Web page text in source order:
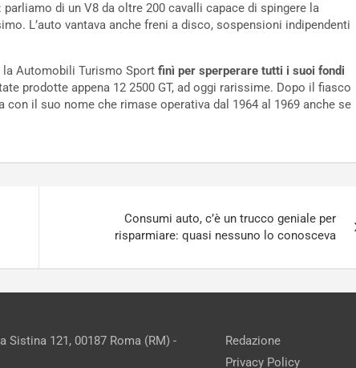
di un V8 da oltre 200 cavalli capace di spingere la
L’auto vantava anche freni a disco, sospensioni indipendenti
la Automobili Turismo Sport finì per sperperare tutti i suoi fondi
prodotte appena 12 2500 GT, ad oggi rarissime. Dopo il fiasco
con il suo nome che rimase operativa dal 1964 al 1969 anche se
Consumi auto, c’è un trucco geniale per
risparmiare: quasi nessuno lo conosceva
Sistina 121, 00187 Roma (RM) -
Redazione
Privacy Policy